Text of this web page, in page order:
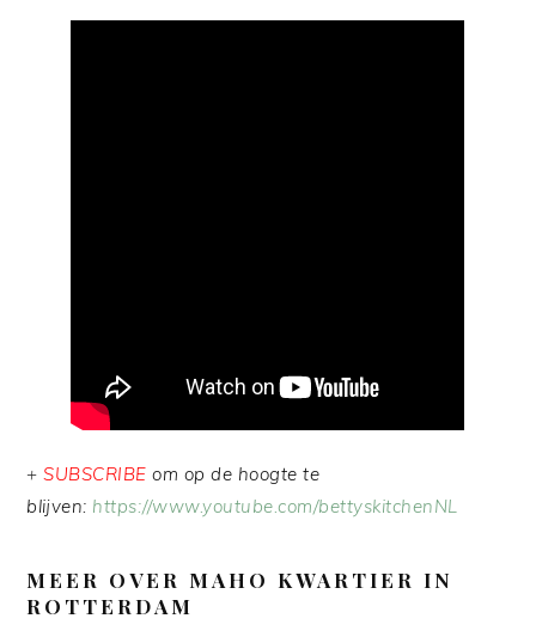
+ SUBSCRIBE om op de hoogte te
blijven: https://www.youtube.com/bettyskitchenNL
MEER OVER MAHO KWARTIER IN
ROTTERDAM